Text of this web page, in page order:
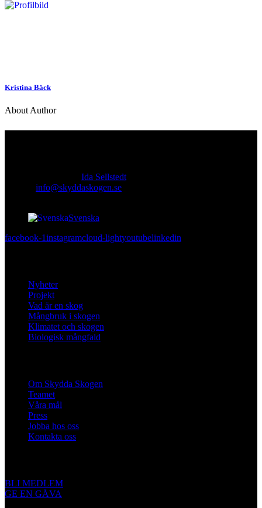
Kristina Bäck
About Author
Ida Sellstedt
info@skyddaskogen.se
Svenska
facebook-1instagramcloud-lightyoutubelinkedin
Nyheter
Projekt
Vad är en skog
Mångbruk i skogen
Klimatet och skogen
Biologisk mångfald
Om Skydda Skogen
Teamet
Våra mål
Press
Jobba hos oss
Kontakta oss
BLI MEDLEM
GE EN GÅVA